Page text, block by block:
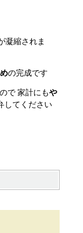
凝縮されま
の完成です
で 家計にもや
してください